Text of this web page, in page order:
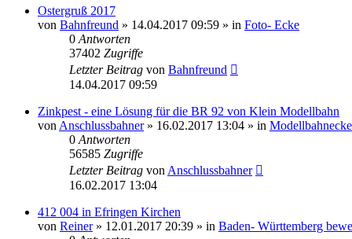
Ostergruß 2017
von Bahnfreund » 14.04.2017 09:59 » in Foto- Ecke
0 Antworten
37402 Zugriffe
Letzter Beitrag von Bahnfreund
14.04.2017 09:59
Zinkpest - eine Lösung für die BR 92 von Klein Modellbahn
von Anschlussbahner» 16.02.2017 13:04 » in Modellbahnecke
0 Antworten
56585 Zugriffe
Letzter Beitrag von Anschlussbahner
16.02.2017 13:04
412 004 in Efringen Kirchen
von Reiner» 12.01.2017 20:39 » in Baden- Württemberg